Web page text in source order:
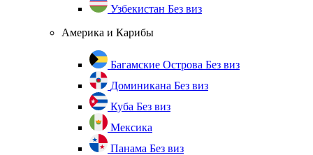
Узбекистан Без виз
Америка и Карибы
Багамские Острова Без виз
Доминикана Без виз
Куба Без виз
Мексика
Панама Без виз